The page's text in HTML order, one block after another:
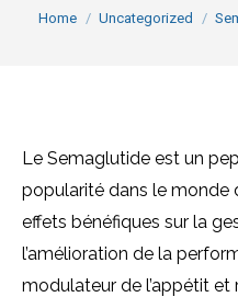
You are here:
Home Uncategorized
Le Semaglutide est un
popularité dans le monde
effets bénéfiques sur la
l’amélioration de la
modulateur de l’appétit